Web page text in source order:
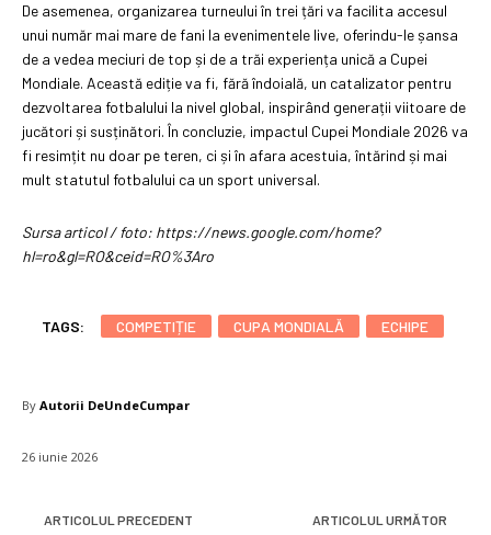
De asemenea, organizarea turneului în trei țări va facilita accesul
unui număr mai mare de fani la evenimentele live, oferindu-le șansa
de a vedea meciuri de top și de a trăi experiența unică a Cupei
Mondiale. Această ediție va fi, fără îndoială, un catalizator pentru
dezvoltarea fotbalului la nivel global, inspirând generații viitoare de
jucători și susținători. În concluzie, impactul Cupei Mondiale 2026 va
fi resimțit nu doar pe teren, ci și în afara acestuia, întărind și mai
mult statutul fotbalului ca un sport universal.
Sursa articol / foto: https://news.google.com/home?
hl=ro&gl=RO&ceid=RO%3Aro
TAGS: COMPETIȚIE CUPA MONDIALĂ ECHIPE
By Autorii DeUndeCumpar
26 iunie 2026
ARTICOLUL PRECEDENT ARTICOLUL URMĂTOR